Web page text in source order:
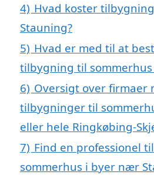
4) Hvad koster
Stauning?
5) Hvad er med til at
tilbygning til sommerhus
6) Oversigt over firmaer
tilbygninger til
eller hele Ringkøbing-
7) Find en professionel
sommerhus i byer nær